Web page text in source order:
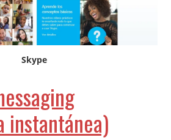
Skype
instantánea)